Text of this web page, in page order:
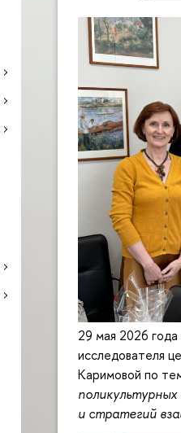
29 мая 2026
исследователя
Каримовой по
и стратегий